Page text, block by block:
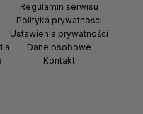
Regulamin serwisu
Polityka prywatności
Ustawienia prywatności
Dane osobowe
Kontakt